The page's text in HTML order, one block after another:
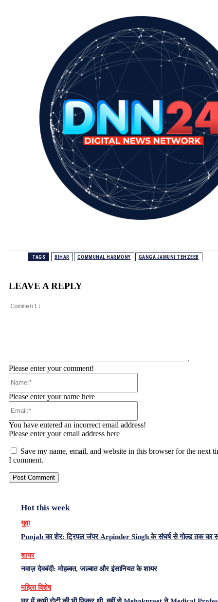
TAGS BIHAR COMMUNAL HARMONY GANGA JAMUNI TEHZEEB
LEAVE A REPLY
Please enter your comment!
Please enter your name here
You have entered an incorrect email address!
Please enter your email address here
Save my name, email, and website in this browser for the next
I comment.
Hot this week
युवा
Punjab का शेर: ट्रिपल जंपर Arpinder Singh के संघर्ष से गोल्ड तक का
शायर
नवाज़ देवबंदी: मोहब्बत, जज़्बात और इंसानियत के शायर
महिला विशेष